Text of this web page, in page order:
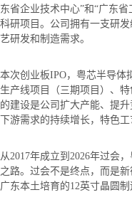
东省企业技术中心”和“广东
科研项目。公司拥有一支研
艺研发和制造需求。
本次创业板IPO，粤芯半导体
生产线项目（三期项目）、
的建设是公司扩大产能、提
下游需求的持续增长，特色
从2017年成立到2026年过会
之路。过会不是终点，而是
广东本土培育的12英寸晶圆